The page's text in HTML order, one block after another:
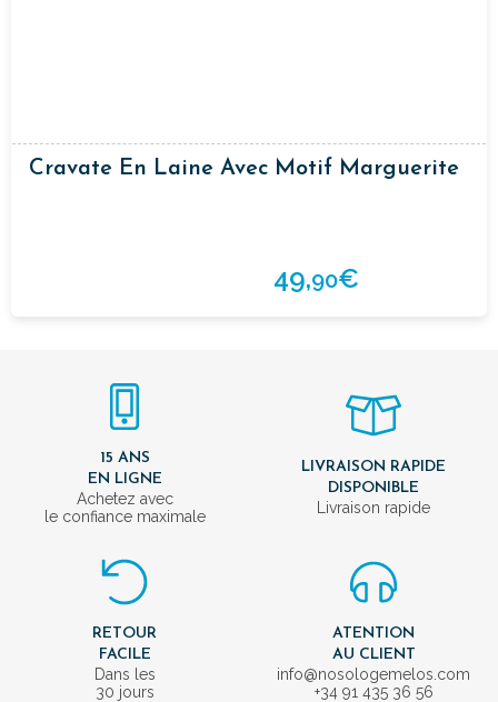
Cravate En Laine Avec Motif Marguerite
49,90€
15 ANS
EN LIGNE
Achetez avec
le confiance maximale
LIVRAISON RAPIDE
DISPONIBLE
Livraison rapide
RETOUR
FACILE
Dans les
30 jours
ATENTION
AU CLIENT
info@nosologemelos.com
+34 91 435 36 56